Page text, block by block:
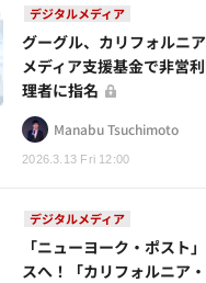
デジタルメディア
2026.3.13 Fri 12:00
グーグル、カリフォルニ
メディア支援基金で非営
理者に指名
Manabu Tsuchimoto
デジタルメディア
「ニューヨーク・ポスト
スへ！「カリフォルニア